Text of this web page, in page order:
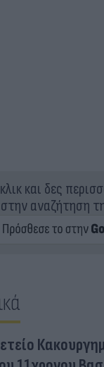
και δες
στην αναζήτηση